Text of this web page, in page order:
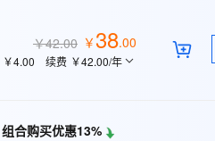
￥42.00 ￥ 38.00
￥4.00 续费 ￥42.00/年
组合购买优惠13%
Deepseek-v4-pro
1M上下文，专为长程任务能力而生
面向真实软件的智能体编程平台
云原生大数据计算服务 MaxCompute
安装技能 GStack，拥有专属 AI 工程团队
你的AI工作搭子，覆盖日常办公高频场景
Night Plan 支持 Qwen 3.8-Max
天气预报查询
企业应用
创新中心
客户案例